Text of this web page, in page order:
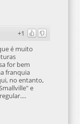
+1
é muito
for bem
franquia
no entanto,
e